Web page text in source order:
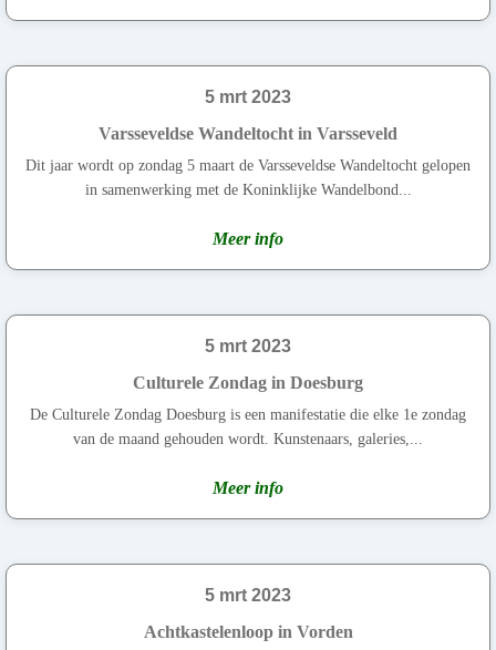
5 mrt 2023
Varsseveldse Wandeltocht in Varsseveld
Dit jaar wordt op zondag 5 maart de Varsseveldse Wandeltocht gelopen
in samenwerking met de Koninklijke Wandelbond...
Meer info
5 mrt 2023
Culturele Zondag in Doesburg
De Culturele Zondag Doesburg is een manifestatie die elke 1e zondag
van de maand gehouden wordt. Kunstenaars, galeries,...
Meer info
5 mrt 2023
Achtkastelenloop in Vorden